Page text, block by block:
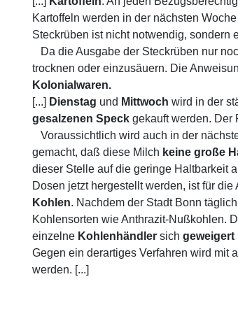
Kartoffeln werden in der nächsten
Steckrüben ist nicht notwendig, sondern
Da die Ausgabe der Steckrüben nur
trocknen oder einzusäuern. Die
Kolonialwaren.
[...] Dienstag und Mittwoch wird in der
gesalzenen Speck gekauft werden. Der
Voraussichtlich wird auch in der
gemacht, daß diese Milch keine große
dieser Stelle auf die geringe Haltbarkeit
Dosen jetzt hergestellt werden, ist für
Kohlen. Nachdem der Stadt Bonn
Kohlensorten wie Anthrazit-Nußkohlen.
einzelne Kohlenhändler sich geweigert
Gegen ein derartiges Verfahren wird mit
werden. [...]